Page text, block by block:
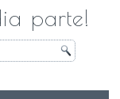
parte!